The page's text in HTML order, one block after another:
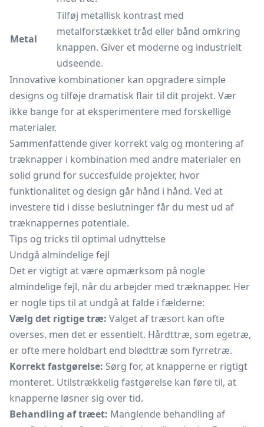
Metal
Tilføj metallisk kontrast med
metalforstækket tråd eller bånd omkring
knappen. Giver et moderne og industrielt
udseende.
Innovative kombinationer kan opgradere simple
designs og tilføje dramatisk flair til dit projekt. Vær
ikke bange for at eksperimentere med forskellige
materialer.
Sammenfattende giver korrekt valg og montering af
træknapper i kombination med andre materialer en
solid grund for succesfulde projekter, hvor
funktionalitet og design går hånd i hånd. Ved at
investere tid i disse beslutninger får du mest ud af
træknappernes potentiale.
Tips og tricks til optimal udnyttelse
Undgå almindelige fejl
Det er vigtigt at være opmærksom på nogle
almindelige fejl, når du arbejder med træknapper. Her
er nogle tips til at undgå at falde i fælderne:
Vælg det rigtige træ: Valget af træsort kan ofte
overses, men det er essentielt. Hårdttræ, som egetræ,
er ofte mere holdbart end blødttræ som fyrretræ.
Korrekt fastgørelse: Sørg for, at knapperne er rigtigt
monteret. Utilstrækkelig fastgørelse kan føre til, at
knapperne løsner sig over tid.
Behandling af træet: Manglende behandling af